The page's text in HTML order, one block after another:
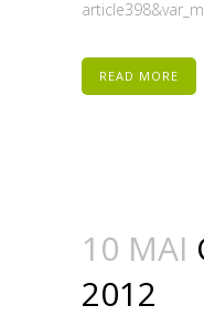
READ MORE
10 MAI
2012